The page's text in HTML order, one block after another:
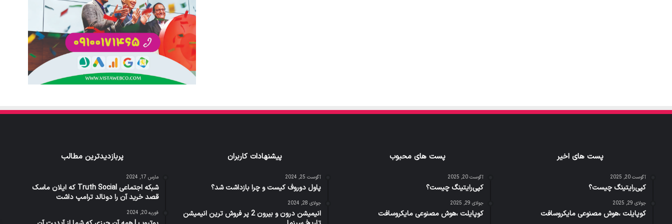
پست های اخیر
آگوست 20, 2025
کپی‌رایتینگ چیست؟
جولای 29, 2025
کوپایلت ،هوش مصنوعی مایکروسافت
پست های محبوب
آگوست 20, 2025
کپی‌رایتینگ چیست؟
جولای 29, 2025
کوپایلت ،هوش مصنوعی مایکروسافت
پیشنهادات کاربران
آگوست 25, 2024
پاول دوروف کیست و چرا بازداشت شد؟
جولای 28, 2024
انیمیشن درون و بیرون 2 پر فروش ترین انیمیشن
پربازدیدترین مطالب
مارس 17, 2024
شبکه اجتماعی Truth Social که ایلان ماسک
قصد خرید آن را دونالد ترامپ داشت
فوریه 20, 2024